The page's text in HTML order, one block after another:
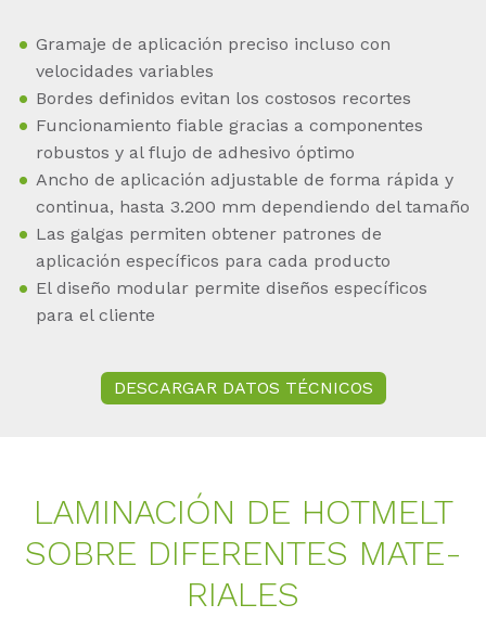
Gramaje de aplicación preciso incluso con
velocidades variables
Bordes definidos evitan los costosos recortes
Funcionamiento fiable gracias a componentes
robustos y al flujo de adhesivo óptimo
Ancho de aplicación adjustable de forma rápida y
continua, hasta 3.200 mm dependiendo del tamaño
Las galgas permiten obtener patrones de
aplicación específicos para cada producto
El diseño modular permite diseños específicos
para el cliente
DESCARGAR DATOS TÉCNICOS
LA­MI­N­ACIÓN DE HOT­MELT
SOB­RE DI­FE­REN­TES MA­TE­
RIA­LES